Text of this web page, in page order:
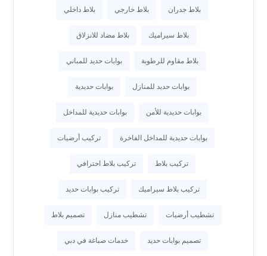
بلاط جدران بلاط خارجي بلاط داخلي
بلاط سيراميك بلاط مضاد للانزلاق
بلاط مقاوم للرطوبة بوابات حديد للمباني
بوابات حديد للمنازل بوابات حديدية
بوابات حديدية للأمن بوابات حديدية للمداخل
بوابات حديدية للمداخل الفاخرة تركيب أرضيات
تركيب بلاط تركيب بلاط احترافي
تركيب بلاط سيراميك تركيب بوابات حديد
تشطيب أرضيات تشطيب منازل تصميم بلاط
تصميم بوابات حديد خدمات صباغة في دبي